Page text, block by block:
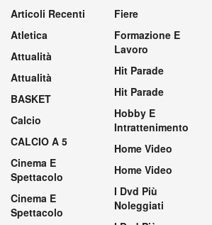
Articoli Recenti
Atletica
Attualità
Attualità
BASKET
Calcio
CALCIO A 5
Cinema E
Spettacolo
Cinema E
Spettacolo
Fiere
Formazione E
Lavoro
Hit Parade
Hit Parade
Hobby E
Intrattenimento
Home Video
Home Video
I Dvd Più
Noleggiati